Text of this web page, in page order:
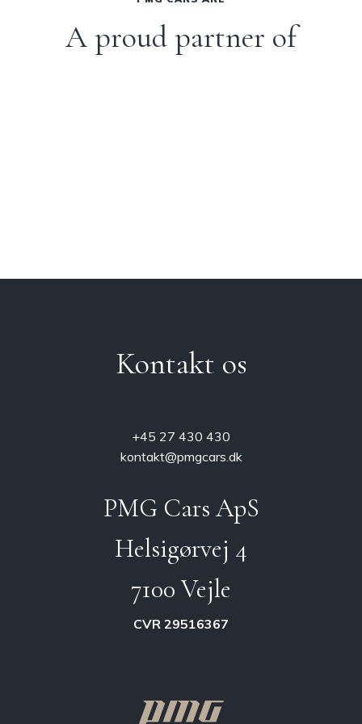
Leasing
A proud partner of
Kontakt os
+45 27 430 430
kontakt@pmgcars.dk
PMG Cars ApS
Helsigørvej 4
7100 Vejle
CVR 29516367